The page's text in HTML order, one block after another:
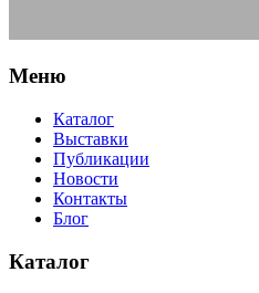
Меню
Каталог
Выставки
Публикации
Новости
Контакты
Блог
Каталог